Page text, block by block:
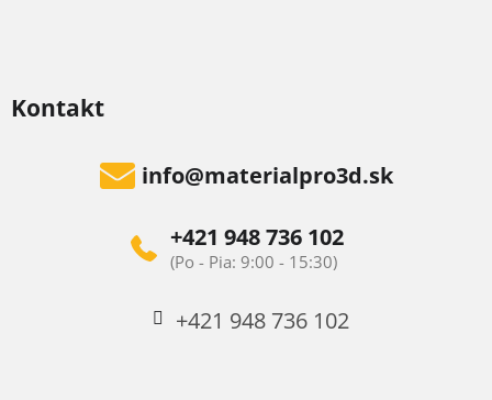
Kontakt
info@materialpro3d.sk
+421 948 736 102
+421 948 736 102